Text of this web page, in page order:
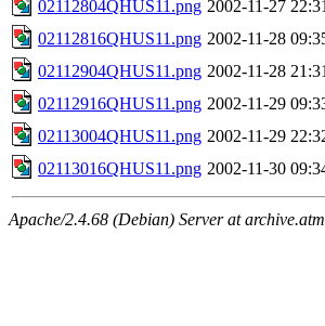
02112804QHUS11.png 2002-11-27 22:31
02112816QHUS11.png 2002-11-28
02112904QHUS11.png 2002-11-28 21:31
02112916QHUS11.png 2002-11-29
02113004QHUS11.png 2002-11-29
02113016QHUS11.png 2002-11-30
Apache/2.4.68 (Debian) Server at